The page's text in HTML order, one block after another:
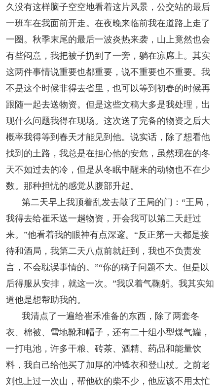
久没有这样脑子空空地看着这片风景，公交站的最后
一班车在我面前开走。在夜晚来临前我在道路上走了
一圈。秋季末尾的最后一波炎热来袭，山上竟然也会
有些闷意，我把被子扔到了一旁，躺在凉席上。其实
这两件事情说重要也都重要，说不重要也不重要。我
不是这个时候非得去省里，也可以等到初春的时候再
跟随一起去送物资。但是这些文稿大多是我处理，出
现什么问题我得在现场。这次送了完备的物资之后大
概率我得等到春天才能见到他。说实话，除了想看他
找到的土路，我总是在担心他的安危，虽然现在的冬
天不如过去的冷，但是从冬眠中醒来的动物也不在少
数。那种担忧的感觉从腹部升起。
第二天早上我顶着乱发去敲了王局的门：“王局，
我得去给崔禾送一趟物资，开会我可以第二天赶过
来。”他看着我的眼神有点深邃。“反正第一天都是接
待和酒局，我第二天八点前就赶到，我也不负责发
言，不会耽误事情的。”“你的稿子问题不大。但是以
后得服从安排，就这一次。”我叹着气鞠躬。我其实知
道他是想帮助我的。
我清点了一遍给崔禾准备的东西，除了两套冬
衣、棉被、雪地靴和帽子，还有二十组小型煤气罐，
一打电池，许多干粮、砖茶、酒精、药品和能量饮
料，我自己给他买了加厚的冲锋衣和登山杖。之前老
刘也上过一次山，帮他砍的柴不少，他应该不用太忙